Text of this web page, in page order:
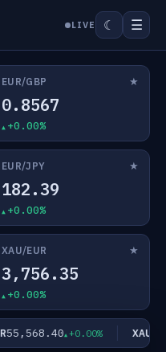
LIVE ☾ ☰
EUR/GBP ★
0.8567
+0.00%
EUR/JPY ★
182.39
+0.00%
XAU/EUR ★
3,756.35
+0.00%
55,568.40 +0.00% XAU/